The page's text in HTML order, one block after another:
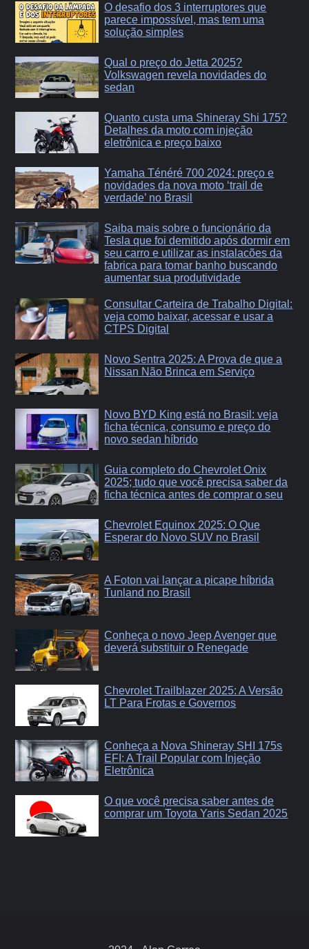
O desafio dos 3 interruptores que
parece impossível, mas tem uma
solução simples
Qual o preço do Jetta 2025?
Volkswagen revela novidades do
sedan
Quanto custa uma Shineray Shi 175?
Detalhes da moto com injeção
eletrônica e preço baixo
Yamaha Ténéré 700 2024: preço e
novidades da nova moto ‘trail de
verdade’ no Brasil
Saiba mais sobre o funcionário da
Tesla que foi demitido após dormir em
seu carro e utilizar as instalacões da
fabrica para tomar banho buscando
aumentar sua produtividade
Consultar Carteira de Trabalho Digital:
veja como baixar, acessar e usar a
CTPS Digital
Novo Sentra 2025: A Prova de que a
Nissan Não Brinca em Serviço
Novo BYD King está no Brasil: veja
ficha técnica, consumo e preço do
novo sedan híbrido
Guia completo do Chevrolet Onix
2025; tudo que você precisa saber da
ficha técnica antes de comprar o seu
Chevrolet Equinox 2025: O Que
Esperar do Novo SUV no Brasil
A Foton vai lançar a picape híbrida
Tunland no Brasil
Conheça o novo Jeep Avenger que
deverá substituir o Renegade
Chevrolet Trailblazer 2025: A Versão
LT Para Frotas e Governos
Conheça a Nova Shineray SHI 175s
EFI: A Trail Popular com Injeção
Eletrônica
O que você precisa saber antes de
comprar um Toyota Yaris Sedan 2025